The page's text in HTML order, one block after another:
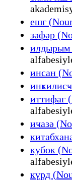
ешг
зәфәр
илдырым
инсан
иттифаг
иҹазә
кубок
күрд